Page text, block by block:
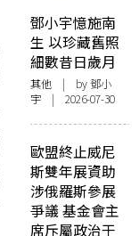
鄧小宇憶施南
生 以珍藏舊照
細數昔日歲月
其他 | by 鄧小
宇 | 2026-07-30
歐盟終止威尼
斯雙年展資助
涉俄羅斯參展
爭議 基金會主
席斥屬政治干